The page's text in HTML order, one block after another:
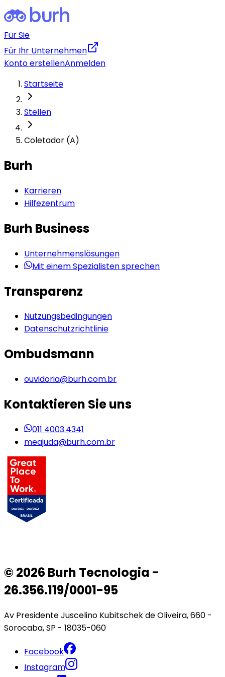
Für Sie
Für Ihr Unternehmen
Konto erstellenAnmelden
Startseite
Stellen
Coletador (A)
Burh
Karrieren
Hilfezentrum
Burh Business
Unternehmenslösungen
Mit einem Spezialisten sprechen
Transparenz
Nutzungsbedingungen
Datenschutzrichtlinie
Ombudsmann
ouvidoria@burh.com.br
Kontaktieren Sie uns
011 4003.4341
meajuda@burh.com.br
© 2026 Burh Tecnologia -
26.356.119/0001-95
Av Presidente Juscelino Kubitschek de Oliveira, 660 -
Sorocaba, SP - 18035-060
Facebook
Instagram